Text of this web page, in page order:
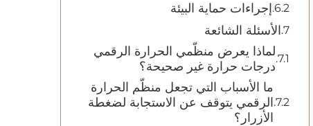
إجراءات حماية البيئة
الأسئلة الشائعة
لماذا يعرض منظّمي الحرارة الرقمي
درجات حرارة غير صحيحة؟
ما الأسباب التي تجعل منظّم الحرارة
الرقمي يتوقف عن الاستجابة لضغطة
الأزرار؟